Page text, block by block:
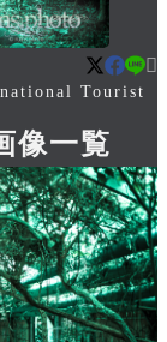

Tourist
像一覧